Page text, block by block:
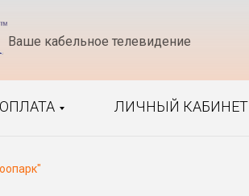
Ваше кабельное телевидение
ОПЛАТА ЛИЧНЫЙ КАБИНЕТ